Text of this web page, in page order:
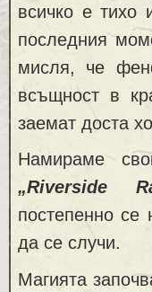
всичко е тихо
последния
мисля, че
всъщност в
заемат доста
Намираме
„Riverside
постепенно се
да се случи.
Магията